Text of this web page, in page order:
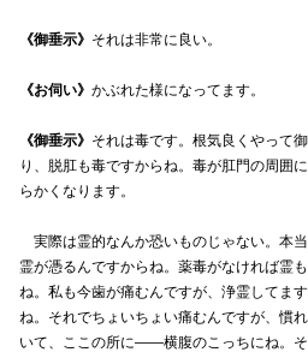
《御垂示》 それは非常に良い。
《お伺い》 かぶれた様になってます。
《御垂示》 それは毒です。根気良くやって
り、脱肛も毒ですからね。毒が肛門の周囲
らかくなります。
実際は霊的なんか恐いものじゃない。本
霊が憑るんですからね。薬毒がなければ霊
ね。私も今歯が痛むんですが、浄霊してま
ね。それでちょいちょい痛むんですが、慣
いて、ここの所に――横腹のこっちにね。